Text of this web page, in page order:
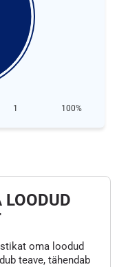
1 100%
oma loodud
teave, tähendab